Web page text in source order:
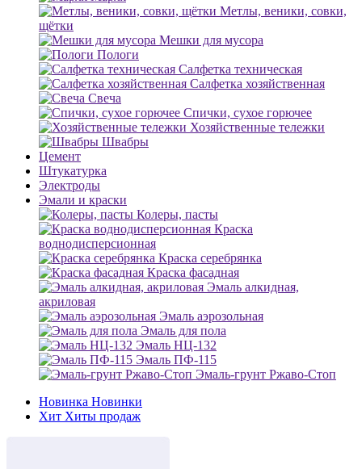
Метлы, веники, совки,
щётки
Мешки для мусора
Пологи
Салфетка техническая
Салфетка хозяйственная
Свеча
Спички, сухое горючее
Хозяйственные тележки
Швабры
Цемент
Штукатурка
Электроды
Эмали и краски
Колеры, пасты
Краска
воднодисперсионная
Краска серебрянка
Краска фасадная
Эмаль алкидная,
акриловая
Эмаль аэрозольная
Эмаль для пола
Эмаль НЦ-132
Эмаль ПФ-115
Эмаль-грунт Ржаво-Стоп
Новинка Новинки
Хит Хиты продаж